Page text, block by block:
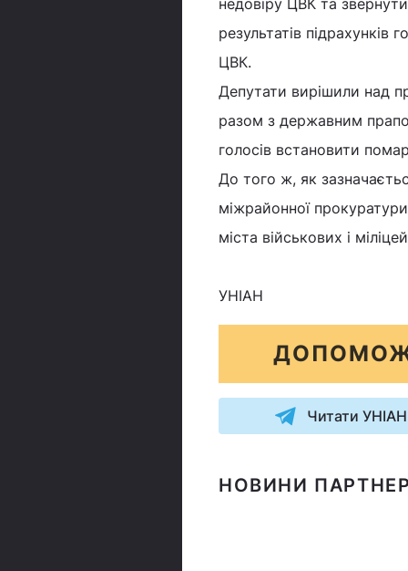
недовіру ЦВК та
результатів
ЦВК.
Депутати вирішили над
разом з державним
голосів встановити
До того ж, як
міжрайонної
міста військових і
УНІАН
Читати
НОВИНИ